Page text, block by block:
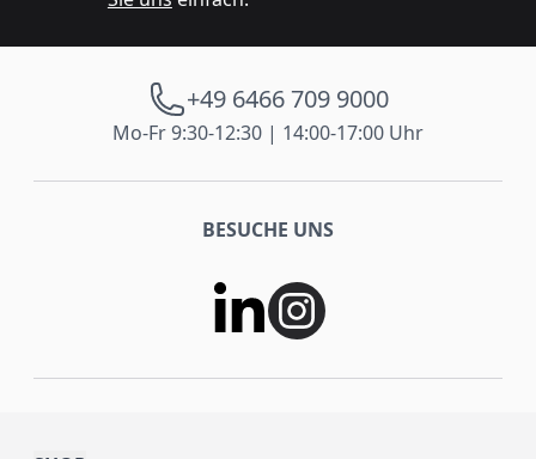
+49 6466 709 9000
Mo-Fr 9:30-12:30 | 14:00-17:00 Uhr
BESUCHE UNS